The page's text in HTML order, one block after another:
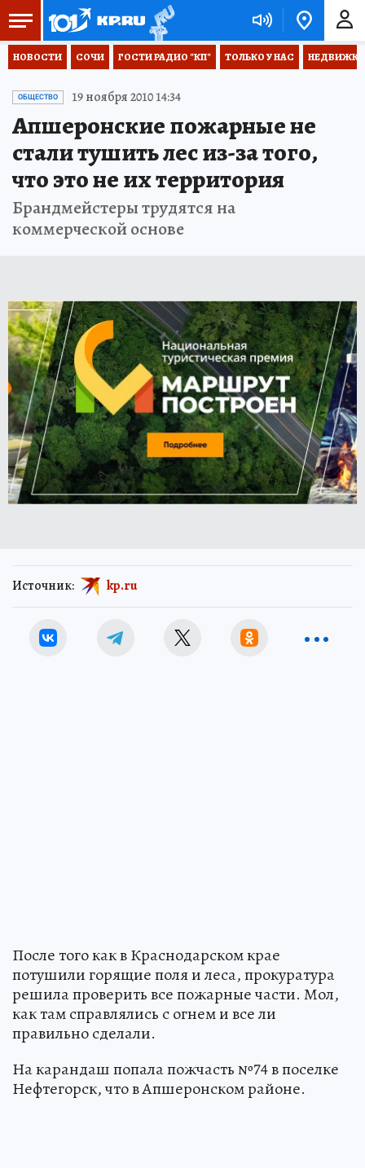
НОВОСТИ СОЧИ ГОСТИ РАДИО "КП" ТОЛЬКО У НАС НЕДВИЖКА
ОБЩЕСТВО 19 ноября 2010 14:34
Апшеронские пожарные не
стали тушить лес из-за того,
что это не их территория
Брандмейстеры трудятся на
коммерческой основе
Источник: kp.ru
После того как в Краснодарском крае
потушили горящие поля и леса, прокуратура
решила проверить все пожарные части. Мол,
как там справлялись с огнем и все ли
правильно сделали.
На карандаш попала пожчасть №74 в поселке
Нефтегорск, что в Апшеронском районе.